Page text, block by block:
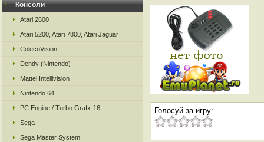
Консоли
Atari 2600
Atari 5200, Atari 7800, Atari Jaguar
ColecoVision
Dendy (Nintendo)
Mattel Intellivision
Nintendo 64
PC Engine / Turbo Grafx-16
Sega
Sega Master System
Голосуй за игру: